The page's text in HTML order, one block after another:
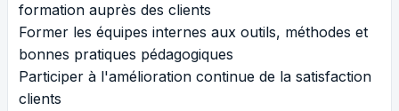
formation auprès des clients
Former les équipes internes aux outils, méthodes et
bonnes pratiques pédagogiques
Participer à l'amélioration continue de la satisfaction
clients